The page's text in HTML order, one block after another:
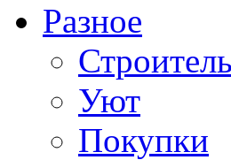
Разное
Уют
Покупки